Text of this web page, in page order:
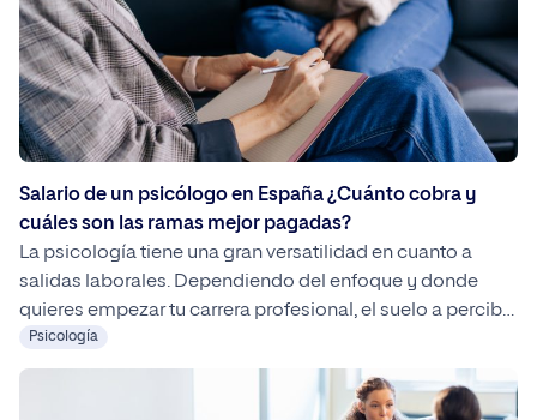
Psicología en España y conócenos para ayudarte en tu
elección. La nota de […]
Salario de un psicólogo en España ¿Cuánto cobra y
cuáles son las ramas mejor pagadas?
La psicología tiene una gran versatilidad en cuanto a
salidas laborales. Dependiendo del enfoque y donde
quieres empezar tu carrera profesional, el suelo a percibir
puede cambiar en gran medida
Psicología